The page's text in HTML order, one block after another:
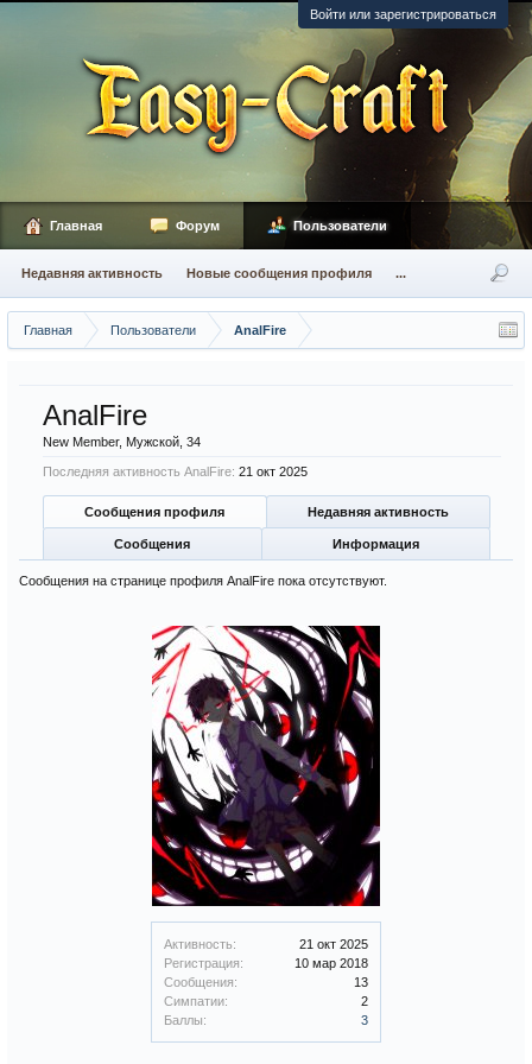
Войти или зарегистрироваться
Главная Пользователи AnalFire
Активность:
21 окт 2025
Регистрация:
10 мар 2018
Сообщения:
13
Симпатии:
2
Баллы:
3
AnalFire
New Member, Мужской, 34
Последняя активность AnalFire: 21 окт 2025
Сообщения профиля Недавняя активность
Сообщения Информация
Сообщения на странице профиля AnalFire пока отсутствуют.
Главная Форум Пользователи
Недавняя активность Новые сообщения профиля ...